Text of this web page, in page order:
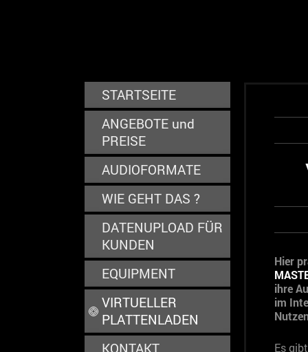
STARTSEITE
ANGEBOTE und
PREISE
AUDIOFORMATE
WIE GEHT DAS ?
DATENUPLOAD FÜR
KUNDEN
EQUIPMENT
VIRTUELLER
PLATTENLADEN
KONTAKT
Hier
ihre
im
Es